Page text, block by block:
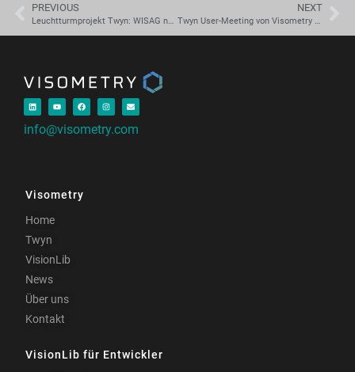
PREVIOUS
Leuchtturmprojekt Twyn: WISAG nutzt AR-Tool strategisch für bessere Qualitätsprozesse und zufriedenere Kunden
NEXT
Twyn User-Meeting von Visometry zeigt das Potenzial von AR und KI in der Qualitätskontrolle
info@visometry.com
Visometry
Home
Twyn
VisionLib
News
Über uns
Kontakt
VisionLib für Entwickler